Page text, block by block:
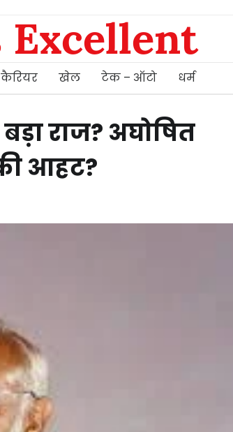
Excellent
कैरियर खेल टेक – ऑटो धर्म
राज? अघोषित
आहट?